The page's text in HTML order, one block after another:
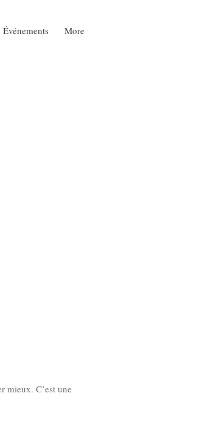
Événements More
mieux. C’est une